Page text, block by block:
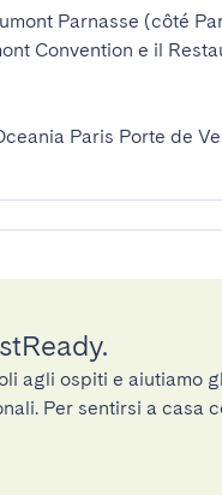
Parnasse (côté
Convention e il
Paris Porte de
agli ospiti e aiutiamo
Per sentirsi a casa